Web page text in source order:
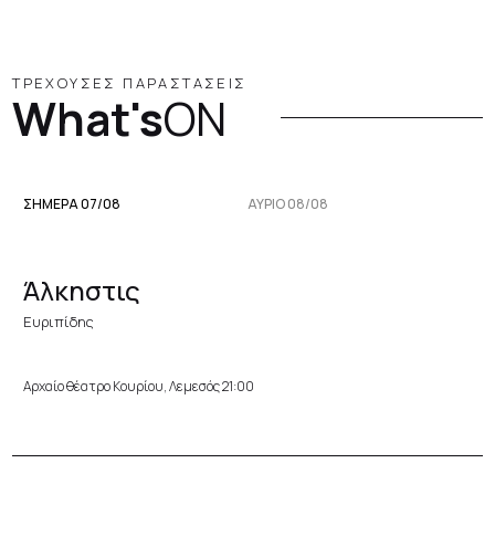
ΤΡΕΧΟΥΣΕΣ ΠΑΡΑΣΤΑΣΕΙΣ
What'sON
ΣΗΜΕΡΑ 07/08 ΑΥΡΙΟ 08/08
Άλκηστις
Ευριπίδης
Αρχαίο θέατρο Κουρίου, Λεμεσός 21:00